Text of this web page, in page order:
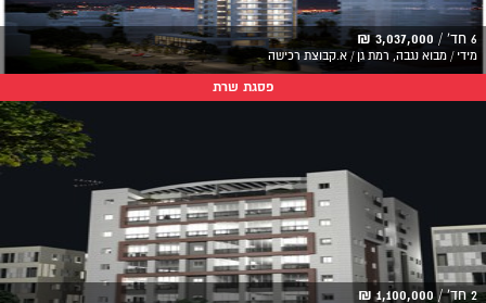
6 חד' / 3,037,000 ₪
מידי / מבוא נגבה, רמת גן / א.קבוצת רכישה
פסגת שרת
2 חד' / 1,100,000 ₪